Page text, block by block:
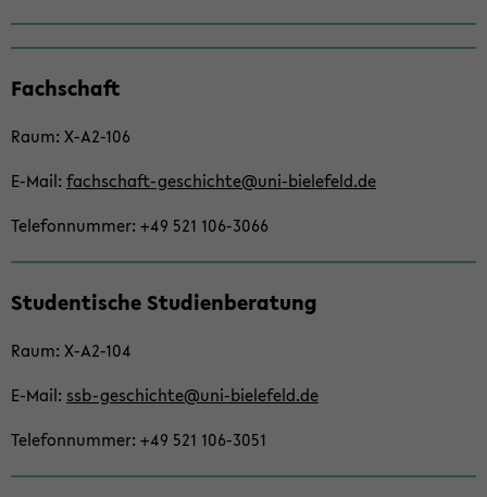
Haupt­
halt
Sek­
ti­
seln
Fach­schaft
Raum: X-​A2-106
E-​Mail: fachschaft-​geschichte@uni-​bielefeld.de
Te­le­fon­num­mer: +49 521 106-​3066
Stu­den­ti­sche Stu­di­en­be­ra­tung
Raum: X-​A2-104
E-​Mail: ssb-​geschichte@uni-​bielefeld.de
Te­le­fon­num­mer: +49 521 106-​3051